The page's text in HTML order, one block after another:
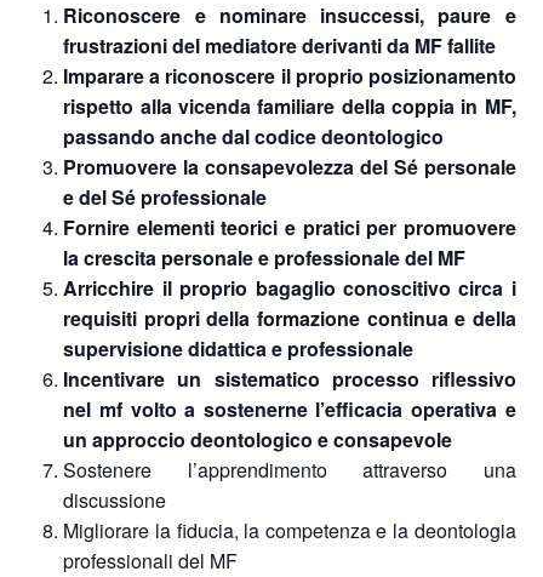
Riconoscere e nominare insuccessi, paure e
frustrazioni del mediatore derivanti da MF fallite
Imparare a riconoscere il proprio posizionamento
rispetto alla vicenda familiare della coppia in MF,
passando anche dal codice deontologico
Promuovere la consapevolezza del Sé personale
e del Sé professionale
Fornire elementi teorici e pratici per promuovere
la crescita personale e professionale del MF
Arricchire il proprio bagaglio conoscitivo circa i
requisiti propri della formazione continua e della
supervisione didattica e professionale
Incentivare un sistematico processo riflessivo
nel mf volto a sostenerne l’efficacia operativa e
un approccio deontologico e consapevole
Sostenere l’apprendimento attraverso una
discussione
Migliorare la fiducia, la competenza e la deontologia
professionali del MF